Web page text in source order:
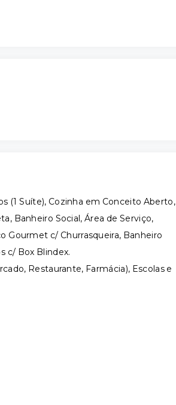
(1 Suíte), Cozinha em Conceito Aberto,
Banheiro Social, Área de Serviço,
Gourmet c/ Churrasqueira, Banheiro
c/ Box Blindex.
Restaurante, Farmácia), Escolas e